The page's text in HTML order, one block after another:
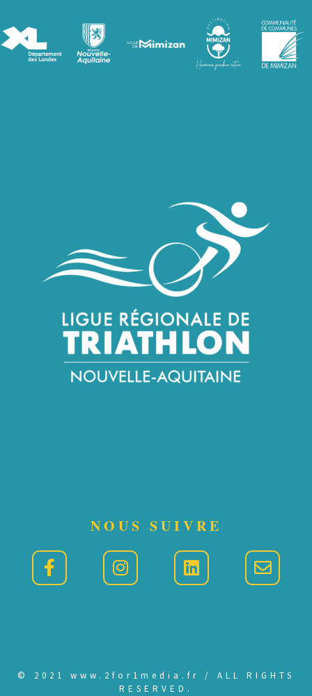
NOUS SUIVRE
© 2021 www.2for1media.fr / ALL RIGHTS
RESERVED.